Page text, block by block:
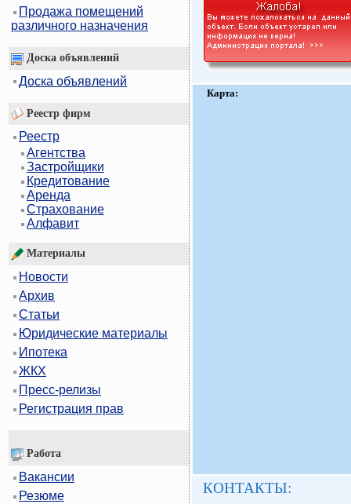
Продажа помещений
различного назначения
Доска объявлений
Доска объявлений
Реестр фирм
Реестр
Агентства
Застройщики
Кредитование
Аренда
Страхование
Алфавит
Материалы
Новости
Архив
Статьи
Юридические материалы
Ипотека
ЖКХ
Пресс-релизы
Регистрация прав
Работа
Вакансии
Резюме
Карта:
КОНТАКТЫ: